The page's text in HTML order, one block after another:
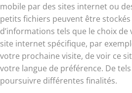
mobile par des sites internet ou
petits fichiers peuvent être
d’informations tels que le choix
site internet spécifique, par
votre prochaine visite, de voir ce
votre langue de préférence. De
poursuivre différentes finalités.